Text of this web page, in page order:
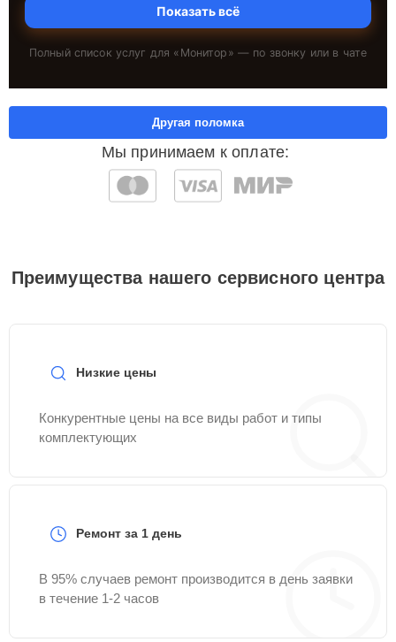
Показать всё
Полный список услуг для « Монитор » — по звонку или в чате
Мы принимаем к оплате:
Другая поломка
Преимущества нашего сервисного центра
Низкие цены
Конкурентные цены на все виды работ и типы
комплектующих
Ремонт за 1 день
В 95% случаев ремонт производится в день заявки
в течение 1-2 часов